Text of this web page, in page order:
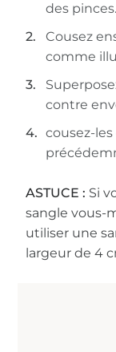
des pinces.
Cousez
comme
contre
cousez-
ASTUCE : Si
sangle vous-
utiliser une
largeur de 4